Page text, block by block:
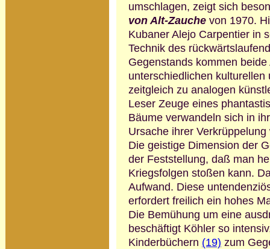
umschla­gen, zeigt sich
von Alt-Zauche von 1970.
Kubaner Alejo Carpentier in
Technik des
Gegenstands kommen
unterschiedlichen
zeitgleich zu analogen
Leser Zeuge eines
Bäume verwandeln sich in
Ur­sache ihrer
Die geistige Dimension der
der Feststellung, daß man
Kriegsfolgen stoßen kann.
Aufwand. Diese
erfordert freilich ein hohes
Die Bemühung um eine
beschäftigt Köhler so
Kinderbüchern (19) zum